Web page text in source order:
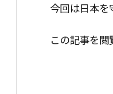
今回は日本
この記事を閲